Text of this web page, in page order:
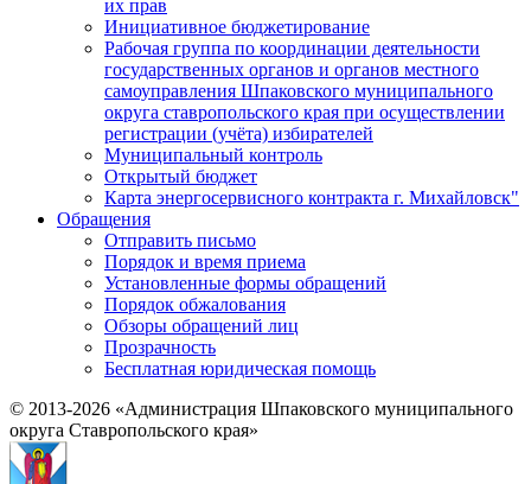
их прав
Инициативное бюджетирование
Рабочая группа по координации деятельности
государственных органов и органов местного
самоуправления Шпаковского муниципального
округа ставропольского края при осуществлении
регистрации (учёта) избирателей
Муниципальный контроль
Открытый бюджет
Карта энергосервисного контракта г. Михайловск"
Обращения
Отправить письмо
Порядок и время приема
Установленные формы обращений
Порядок обжалования
Обзоры обращений лиц
Прозрачность
Бесплатная юридическая помощь
© 2013-2026 «Администрация Шпаковского муниципального
округа Ставропольского края»